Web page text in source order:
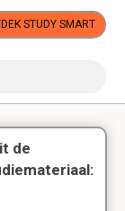
STUDY SMART
de